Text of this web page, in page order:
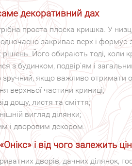
декоративний дах
проста плоска кришка. У
закриває верх і формує
Його обирають тоді, коли
з будинком, подвір’ям і
якщо важливо отримати
верхньої частини криниці;
дощу, листя та сміття;
вигляд ділянки;
і дворовим декором.
і від чого залежить
дворів, дачних ділянок,